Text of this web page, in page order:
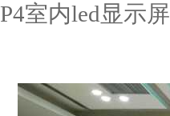
P4室内led显示屏